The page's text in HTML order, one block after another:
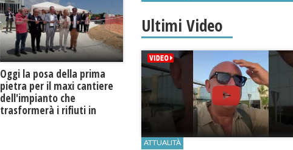
Oggi la posa della prima
pietra per il maxi cantiere
dell'impianto che
trasformerà i rifiuti in
Ultimi Video
ATTUALITÀ